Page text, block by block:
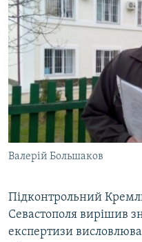
ВСЕ ЗА ДЕНЬ
СПЕЦПРОЕКТИ
ВІДЕОУРОКИ «ELIFBE»
СВІДЧЕННЯ ОКУПАЦІЇ
УКРАЇНСЬКА ПРОБЛЕМА
ІНФОГРАФІКА
ЯК ОБІЙТИ
Русский
Qırımtatar
ДОЛУЧАЙСЯ!
Усі сайти RFE/RL
Валерій Большаков
Підконтрольний
Севастополя вирішив
експертизи